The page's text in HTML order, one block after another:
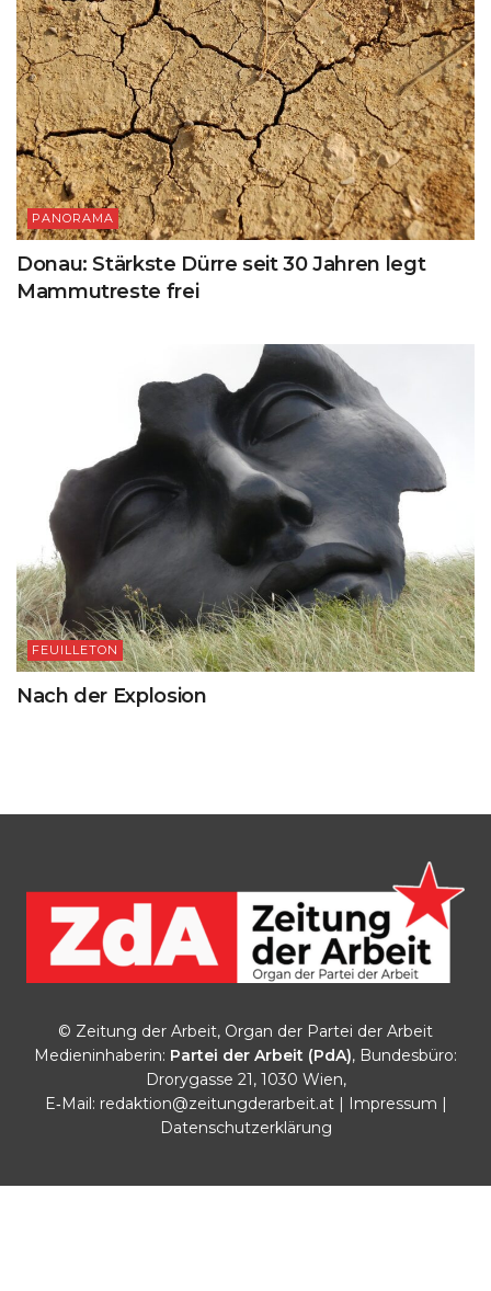
PANORAMA
Donau: Stärkste Dürre seit 30 Jahren legt
Mammutreste frei
FEUILLETON
Nach der Explosion
© Zeitung der Arbeit, Organ der Partei der Arbeit
Medieninhaberin: Partei der Arbeit (PdA), Bundesbüro:
Drorygasse 21, 1030 Wien,
E‑Mail: redaktion@zeitungderarbeit.at| Impressum |
Datenschutzerklärung